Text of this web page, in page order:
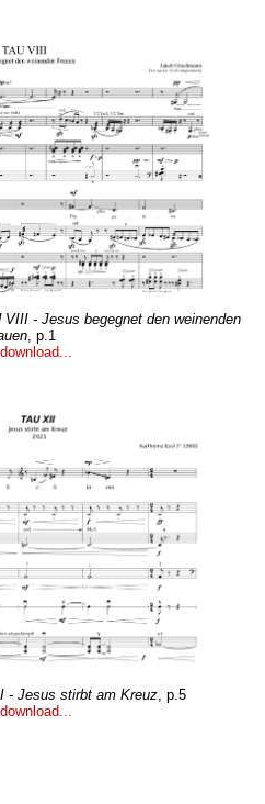
VIII - Jesus begegnet den weinenden
, p.1
download...
- Jesus stirbt am Kreuz, p.5
download...